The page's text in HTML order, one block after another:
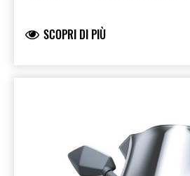
parabrezza fisso grande
SCOPRI DI PIÙ